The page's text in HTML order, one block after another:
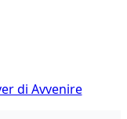
di Avvenire